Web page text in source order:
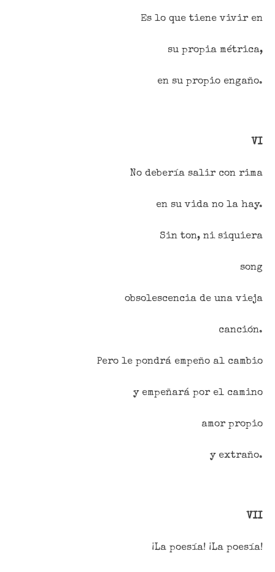
Es lo que tiene vivir en
su propia métrica,
en su propio engaño.
VI
No debería salir con rima
en su vida no la hay.
Sin ton, ni siquiera
song
obsolescencia de una vieja
canción.
Pero le pondrá empeño al cambio
y empeñará por el camino
amor propio
y extraño.
VII
¡La poesía! ¡La poesía!